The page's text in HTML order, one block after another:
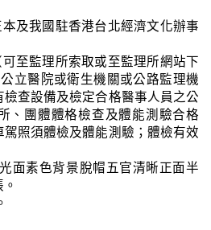
及我國駐香港台北經濟文化辦事
至監理所索取或至監理所網站下
立醫院或衛生機關或公路監理機
查設備及檢定合格醫事人員之公
、團體體格檢查及體能測驗合格
駕照須體檢及體能測驗；體檢有效
面素色背景脫帽五官清晰正面半